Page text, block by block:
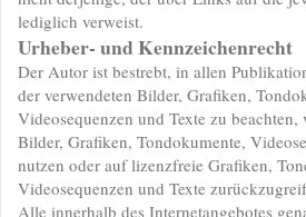
lediglich verweist.
Urheber- und Kennzeichenrecht
Der Autor ist bestrebt, in allen
der verwendeten Bilder, Grafiken,
Videosequenzen und Texte zu beachten,
Bilder, Grafiken, Tondokumente,
nutzen oder auf lizenzfreie Grafiken,
Videosequenzen und Texte
Alle innerhalb des Internetangebotes